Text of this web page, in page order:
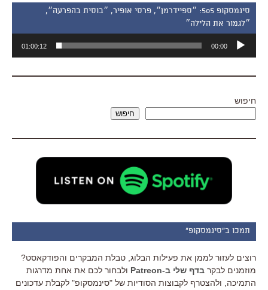
סינמסקופ 505: ״ספיידרמן״, פרסי אופיר, ״בוסית בהפרעה״,
״לגמור את הלילה״
אודיו
00:00
01:00:12
חיפוש
חיפוש
תמכו ב"סינמסקופ"
רוצים לעזור לממן את פעילות הבלוג, טבלת המבקרים והפודקאסט?
מוזמנים לבקר בדף שלי ב-Patreon
ולבחור לכם את אחת מדרגות
התמיכה, ולהצטרף לקבוצות הסודיות של "סינמסקופ" לקבלת עדכונים